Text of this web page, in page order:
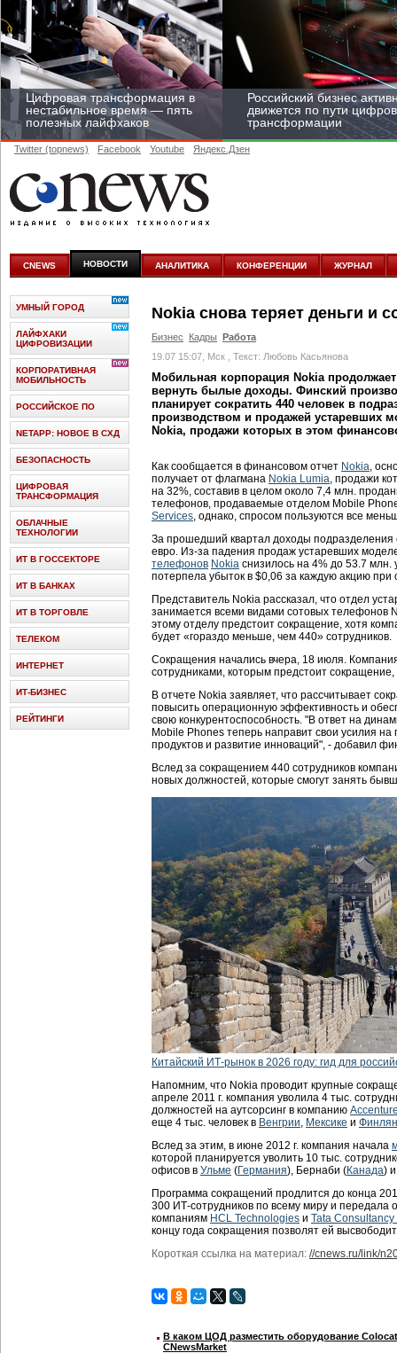
Цифровая трансформация в
нестабильное время — пять
полезных лайфхаков
Российский бизнес
движется по пути
трансформации
цифровизироваться со
скоростью крупных
корпораций
Twitter (topnews) Facebook Youtube Яндекс.Дзен
CNEWS НОВОСТИ АНАЛИТИКА КОНФЕРЕНЦИИ ЖУРНАЛ
Nokia снова теряет деньги и
Бизнес Кадры Работа
19.07 15:07, Мск , Текст: Любовь Касьянова
Мобильная корпорация Nokia
вернуть былые доходы. Финский
планирует сократить 440 человек в
производством и продажей устаревших
Nokia, продажи которых в этом
Как сообщается в финансовом отчет Nokia,
получает от флагмана Nokia Lumia, продажи
на 32%, составив в целом около 7,4 млн.
телефонов, продаваемые отделом Mobile
Services, однако, спросом пользуются все
За прошедший квартал доходы подразделения
евро. Из-за падения продаж устаревших
телефонов Nokia снизилось на 4% до 53.7 млн.
потерпела убыток в $0,06 за каждую акцию
Представитель Nokia рассказал, что отдел
занимается всеми видами сотовых телефонов
этому отделу предстоит сокращение, хотя
будет «гораздо меньше, чем 440» сотрудников.
Сокращения начались вчера, 18 июля.
сотрудниками, которым предстоит
В отчете Nokia заявляет, что рассчитывает
повысить операционную эффективность и
свою конкурентоспособность. "В ответ на
Mobile Phones теперь направит свои усилия
продуктов и развитие инноваций", - добавил
Вслед за сокращением 440 сотрудников
новых должностей, которые смогут занять
Китайский ИТ-рынок в 2026 году: гид для
Напомним, что Nokia проводит крупные
апреле 2011 г. компания уволила 4 тыс.
должностей на аутсорсинг в компанию
еще 4 тыс. человек в Венгрии Мексике и
Вслед за этим, в июне 2012 г. компания начала
которой планируется уволить 10 тыс.
офисов в Ульме (Германия), Бернаби (Канада)
Программа сокращений продлится до конца
300 ИТ-сотрудников по всему миру и передала
компаниям HCL Technologies и Tata
концу года сокращения позволят ей
Короткая ссылка на материал: //cnews.ru/link/
В каком ЦОД разместить оборудование
CNewsMarket
УМНЫЙ ГОРОД
ЛАЙФХАКИ
ЦИФРОВИЗАЦИИ
КОРПОРАТИВНАЯ
МОБИЛЬНОСТЬ
РОССИЙСКОЕ ПО
NETAPP: НОВОЕ В СХД
БЕЗОПАСНОСТЬ
ЦИФРОВАЯ
ТРАНСФОРМАЦИЯ
ОБЛАЧНЫЕ
ТЕХНОЛОГИИ
ИТ В ГОССЕКТОРЕ
ИТ В БАНКАХ
ИТ В ТОРГОВЛЕ
ТЕЛЕКОМ
ИНТЕРНЕТ
ИТ-БИЗНЕС
РЕЙТИНГИ